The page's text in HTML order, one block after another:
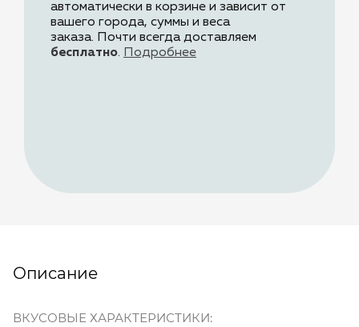
автоматически в корзине и зависит от
вашего города, суммы и веса
заказа. Почти всегда доставляем
бесплатно. Подробнее
Описание
ВКУСОВЫЕ ХАРАКТЕРИСТИКИ: